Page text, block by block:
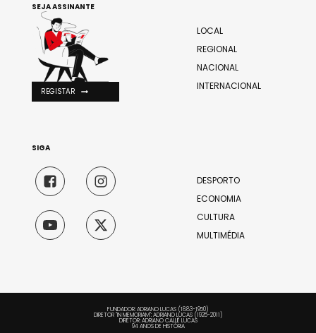
LOCAL
REGIONAL
NACIONAL
INTERNACIONAL
DESPORTO
ECONOMIA
CULTURA
MULTIMÉDIA
SEJA ASSINANTE
REGISTAR
SIGA
FUNDADOR: ADRIANO LUCAS (1883-1950)
DIRETOR "IN MEMORIAM": ADRIANO LUCAS (1925-2011)
DIRETOR: ADRIANO CALLÉ LUCAS
94 ANOS DE HISTÓRIA